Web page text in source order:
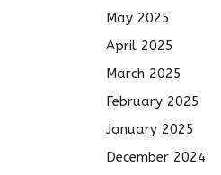
May 2025
April 2025
March 2025
February 2025
January 2025
December 2024